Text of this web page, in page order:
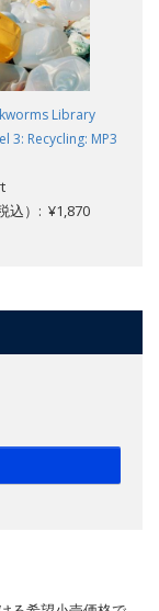
Library
3: Recycling: MP3
込）: ¥1,870